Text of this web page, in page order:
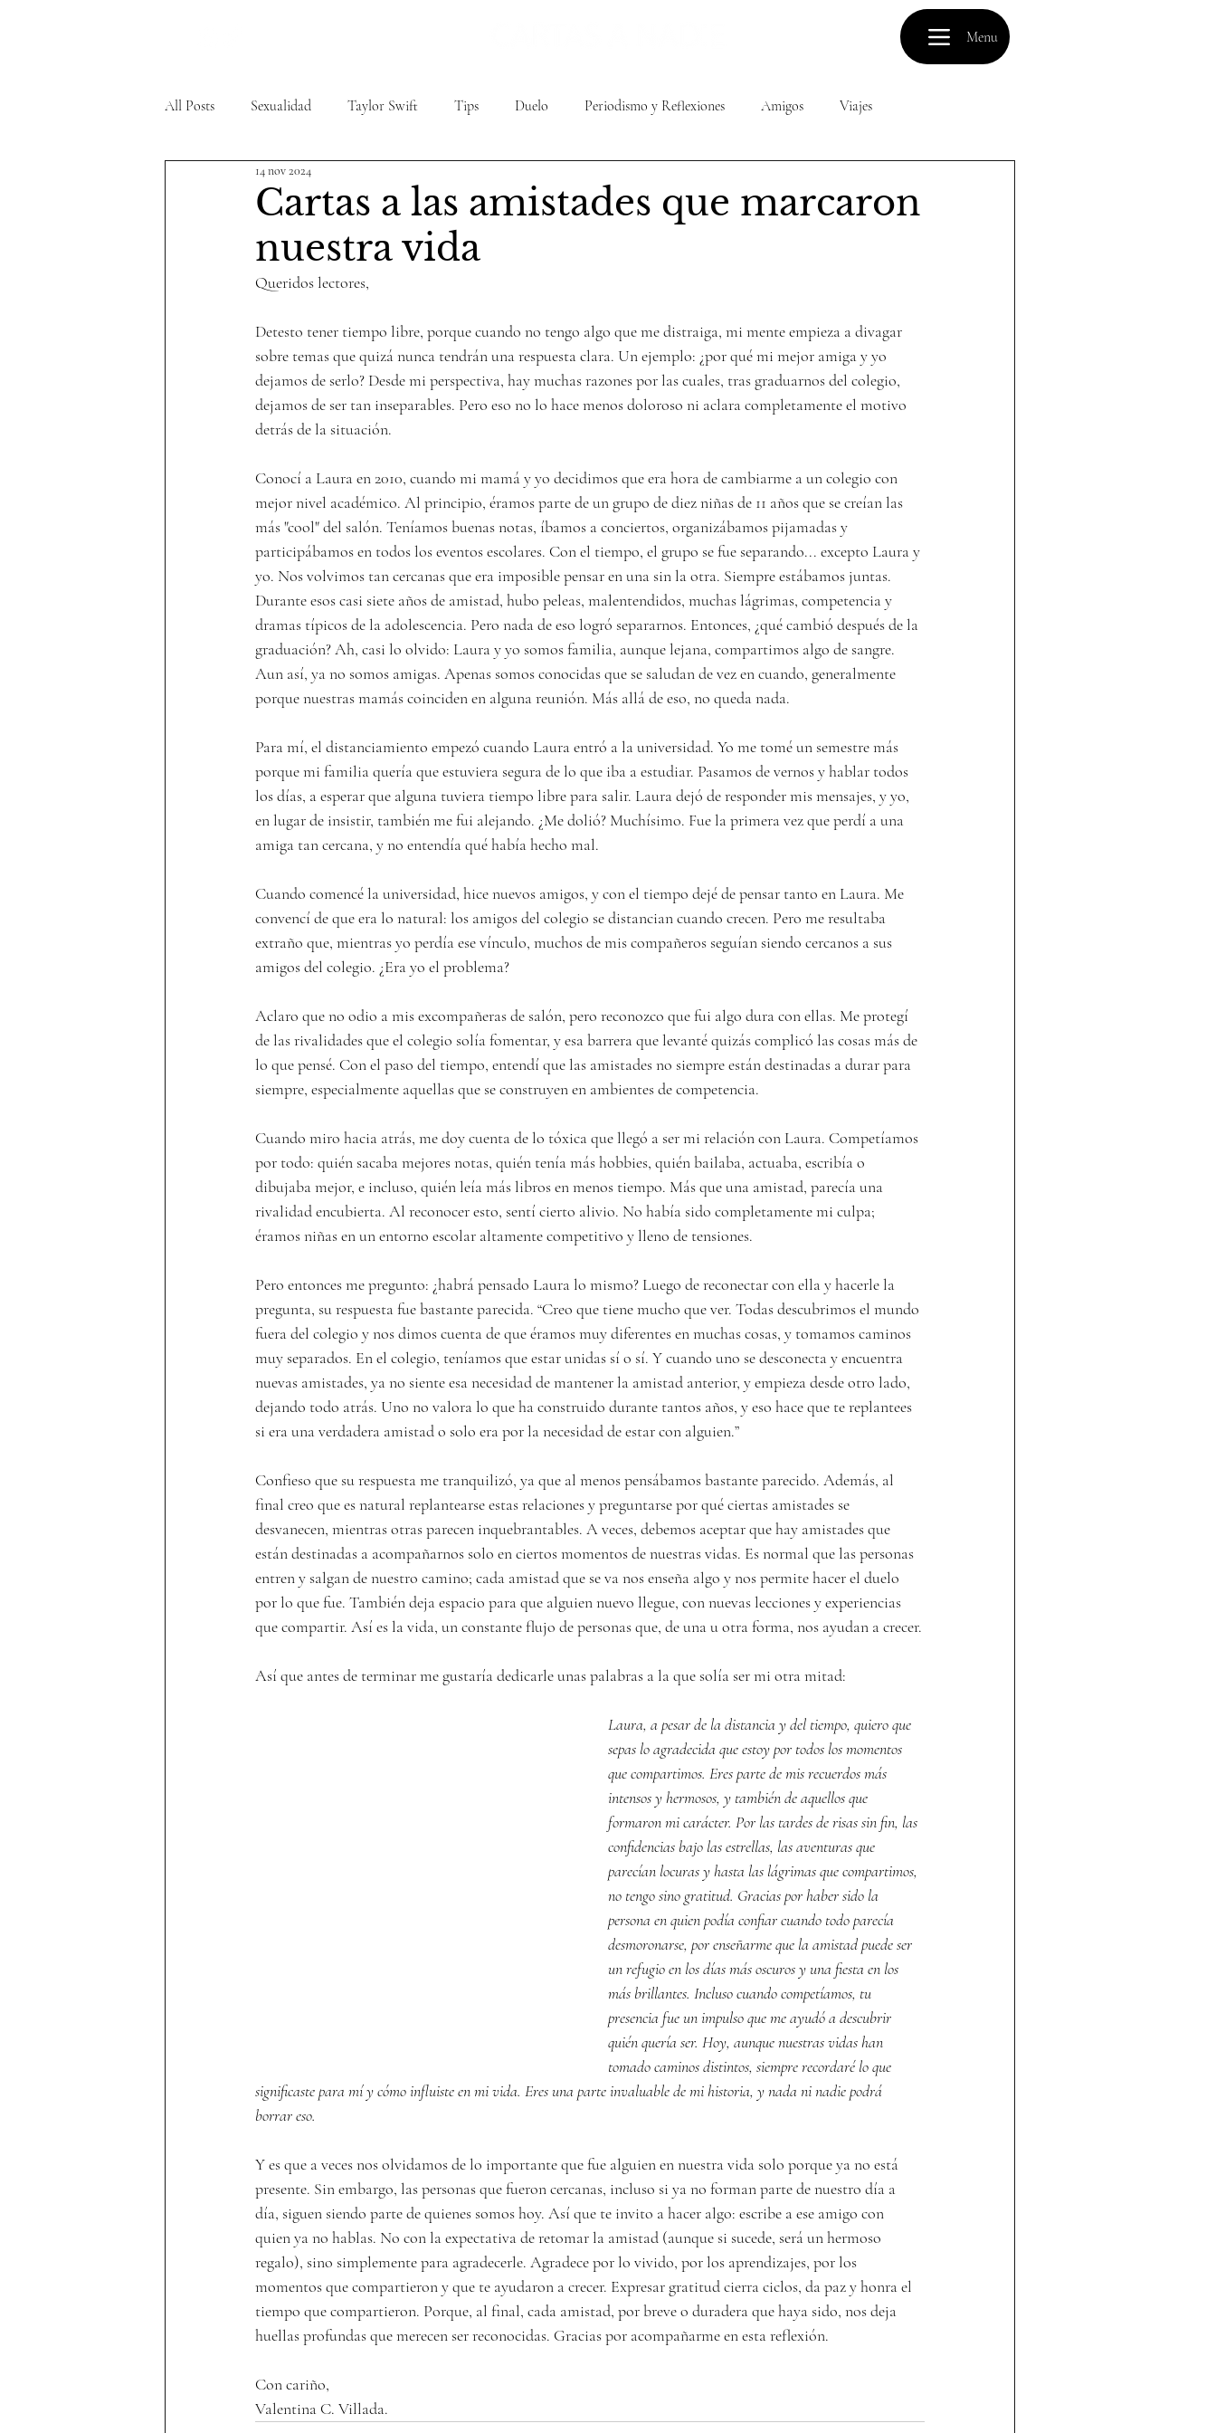
Menu
All Posts Sexualidad Taylor Swift Tips Duelo Periodismo y Reflexiones Amigos Viajes
Reflexiones Personales
Cartas a las amistades que marcaron
nuestra vida
14 nov 2024
Queridos lectores,
Detesto tener tiempo libre, porque cuando no tengo algo que me distraiga, mi mente empieza a divagar
sobre temas que quizá nunca tendrán una respuesta clara. Un ejemplo: ¿por qué mi mejor amiga y yo
dejamos de serlo? Desde mi perspectiva, hay muchas razones por las cuales, tras graduarnos del colegio,
dejamos de ser tan inseparables. Pero eso no lo hace menos doloroso ni aclara completamente el motivo
detrás de la situación.
Conocí a Laura en 2010, cuando mi mamá y yo decidimos que era hora de cambiarme a un colegio con
mejor nivel académico. Al principio, éramos parte de un grupo de diez niñas de 11 años que se creían las
más "cool" del salón. Teníamos buenas notas, íbamos a conciertos, organizábamos pijamadas y
participábamos en todos los eventos escolares. Con el tiempo, el grupo se fue separando... excepto Laura y
yo. Nos volvimos tan cercanas que era imposible pensar en una sin la otra. Siempre estábamos juntas.
Durante esos casi siete años de amistad, hubo peleas, malentendidos, muchas lágrimas, competencia y
dramas típicos de la adolescencia. Pero nada de eso logró separarnos. Entonces, ¿qué cambió después de la
graduación? Ah, casi lo olvido: Laura y yo somos familia, aunque lejana, compartimos algo de sangre.
Aun así, ya no somos amigas. Apenas somos conocidas que se saludan de vez en cuando, generalmente
porque nuestras mamás coinciden en alguna reunión. Más allá de eso, no queda nada.
Para mí, el distanciamiento empezó cuando Laura entró a la universidad. Yo me tomé un semestre más
porque mi familia quería que estuviera segura de lo que iba a estudiar. Pasamos de vernos y hablar todos
los días, a esperar que alguna tuviera tiempo libre para salir. Laura dejó de responder mis mensajes, y yo,
en lugar de insistir, también me fui alejando. ¿Me dolió? Muchísimo. Fue la primera vez que perdí a una
amiga tan cercana, y no entendía qué había hecho mal.
Cuando comencé la universidad, hice nuevos amigos, y con el tiempo dejé de pensar tanto en Laura. Me
convencí de que era lo natural: los amigos del colegio se distancian cuando crecen. Pero me resultaba
extraño que, mientras yo perdía ese vínculo, muchos de mis compañeros seguían siendo cercanos a sus
amigos del colegio. ¿Era yo el problema?
Aclaro que no odio a mis excompañeras de salón, pero reconozco que fui algo dura con ellas. Me protegí
de las rivalidades que el colegio solía fomentar, y esa barrera que levanté quizás complicó las cosas más de
lo que pensé. Con el paso del tiempo, entendí que las amistades no siempre están destinadas a durar para
siempre, especialmente aquellas que se construyen en ambientes de competencia.
Cuando miro hacia atrás, me doy cuenta de lo tóxica que llegó a ser mi relación con Laura. Competíamos
por todo: quién sacaba mejores notas, quién tenía más hobbies, quién bailaba, actuaba, escribía o
dibujaba mejor, e incluso, quién leía más libros en menos tiempo. Más que una amistad, parecía una
rivalidad encubierta. Al reconocer esto, sentí cierto alivio. No había sido completamente mi culpa;
éramos niñas en un entorno escolar altamente competitivo y lleno de tensiones.
Pero entonces me pregunto: ¿habrá pensado Laura lo mismo? Luego de reconectar con ella y hacerle la
pregunta, su respuesta fue bastante parecida. “Creo que tiene mucho que ver. Todas descubrimos el mundo
fuera del colegio y nos dimos cuenta de que éramos muy diferentes en muchas cosas, y tomamos caminos
muy separados. En el colegio, teníamos que estar unidas sí o sí. Y cuando uno se desconecta y encuentra
nuevas amistades, ya no siente esa necesidad de mantener la amistad anterior, y empieza desde otro lado,
dejando todo atrás. Uno no valora lo que ha construido durante tantos años, y eso hace que te replantees
si era una verdadera amistad o solo era por la necesidad de estar con alguien.”
Confieso que su respuesta me tranquilizó, ya que al menos pensábamos bastante parecido. Además, al
final creo que es natural replantearse estas relaciones y preguntarse por qué ciertas amistades se
desvanecen, mientras otras parecen inquebrantables. A veces, debemos aceptar que hay amistades que
están destinadas a acompañarnos solo en ciertos momentos de nuestras vidas. Es normal que las personas
entren y salgan de nuestro camino; cada amistad que se va nos enseña algo y nos permite hacer el duelo
por lo que fue. También deja espacio para que alguien nuevo llegue, con nuevas lecciones y experiencias
que compartir. Así es la vida, un constante flujo de personas que, de una u otra forma, nos ayudan a crecer.
Así que antes de terminar me gustaría dedicarle unas palabras a la que solía ser mi otra mitad:
Laura, a pesar de la distancia y del tiempo, quiero que
sepas lo agradecida que estoy por todos los momentos
que compartimos. Eres parte de mis recuerdos más
intensos y hermosos, y también de aquellos que
formaron mi carácter. Por las tardes de risas sin fin, las
confidencias bajo las estrellas, las aventuras que
parecían locuras y hasta las lágrimas que compartimos,
no tengo sino gratitud. Gracias por haber sido la
persona en quien podía confiar cuando todo parecía
desmoronarse, por enseñarme que la amistad puede ser
un refugio en los días más oscuros y una fiesta en los
más brillantes. Incluso cuando competíamos, tu
presencia fue un impulso que me ayudó a descubrir
quién quería ser. Hoy, aunque nuestras vidas han
tomado caminos distintos, siempre recordaré lo que
significaste para mí y cómo influiste en mi vida. Eres una parte invaluable de mi historia, y nada ni nadie podrá
borrar eso.
Y es que a veces nos olvidamos de lo importante que fue alguien en nuestra vida solo porque ya no está
presente. Sin embargo, las personas que fueron cercanas, incluso si ya no forman parte de nuestro día a
día, siguen siendo parte de quienes somos hoy. Así que te invito a hacer algo: escribe a ese amigo con
quien ya no hablas. No con la expectativa de retomar la amistad (aunque si sucede, será un hermoso
regalo), sino simplemente para agradecerle. Agradece por lo vivido, por los aprendizajes, por los
momentos que compartieron y que te ayudaron a crecer. Expresar gratitud cierra ciclos, da paz y honra el
tiempo que compartieron. Porque, al final, cada amistad, por breve o duradera que haya sido, nos deja
huellas profundas que merecen ser reconocidas. Gracias por acompañarme en esta reflexión.
Con cariño,
Valentina C. Villada.